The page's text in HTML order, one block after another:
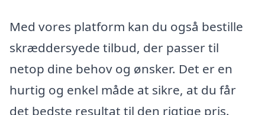
Med vores platform kan du også bestille
skræddersyede tilbud, der passer til
netop dine behov og ønsker. Det er en
hurtig og enkel måde at sikre, at du får
det bedste resultat til den rigtige pris.